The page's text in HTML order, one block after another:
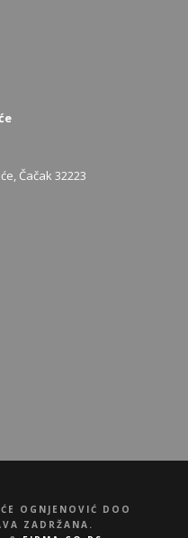
Čačak 32223
OGNJENOVIĆ DOO
ZADRŽANA.